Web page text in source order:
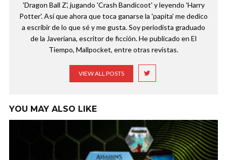
'Dragon Ball Z', jugando 'Crash Bandicoot' y leyendo 'Harry
Potter'. Así que ahora que toca ganarse la 'papita' me dedico
a escribir de lo que sé y me gusta. Soy periodista graduado
de la Javeriana, escritor de ficción. He publicado en El
Tiempo, Mallpocket, entre otras revistas.
VIEW ALL POSTS
YOU MAY ALSO LIKE